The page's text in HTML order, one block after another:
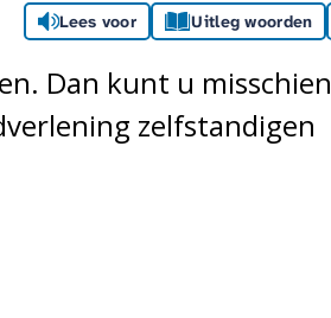
Lees voor Uitleg woorden
Dan kunt u misschien
zelfstandigen